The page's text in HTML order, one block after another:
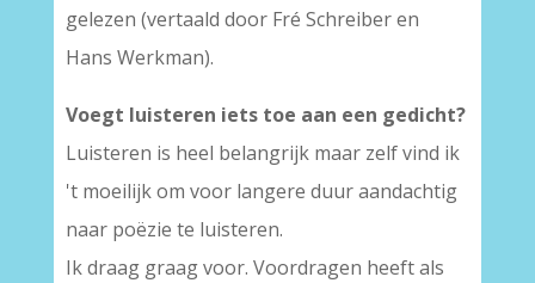
gelezen (vertaald door Fré Schreiber en
Hans Werkman).
Voegt luisteren iets toe aan een gedicht?
Luisteren is heel belangrijk maar zelf vind ik
't moeilijk om voor langere duur aandachtig
naar poëzie te luisteren.
Ik draag graag voor. Voordragen heeft als